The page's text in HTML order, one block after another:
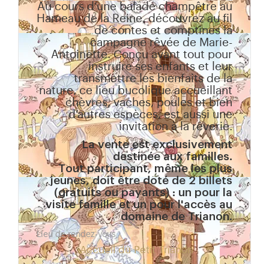
Au cours d’une balade champêtre au
Hameau de la Reine, découvrez au fil
de contes et comptines la
campagne rêvée de Marie-
Antoinette. Conçu avant tout pour
instruire ses enfants et leur
transmettre les bienfaits de la
nature, ce lieu bucolique accueillant
chèvres, vaches, poules et bien
d’autres espèces, est aussi une
invitation à la rêverie.
La vente est exclusivement
destinée aux familles.
Tout participant, même les plus
jeunes, doit être doté de 2 billets
(gratuits ou payants) : un pour la
visite famille et un pour l'accès au
domaine de Trianon.
Lieu de rendez-vous
Accueil du Petit Trianon